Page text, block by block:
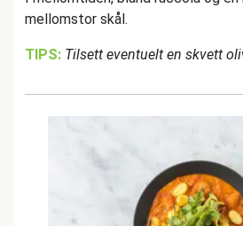
mellomstor skål.
TIPS: Tilsett eventuelt en skvett